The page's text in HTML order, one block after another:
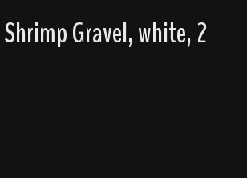
Gravel, white, 2